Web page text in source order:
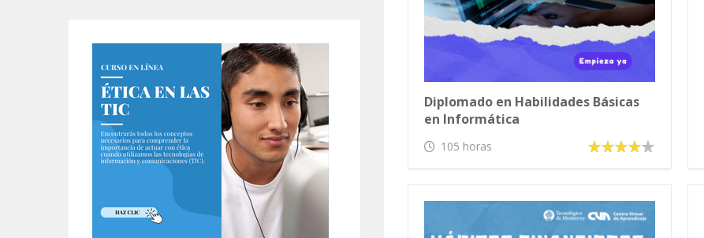
Diplomado en Habilidades Básicas
en Informática
105 horas